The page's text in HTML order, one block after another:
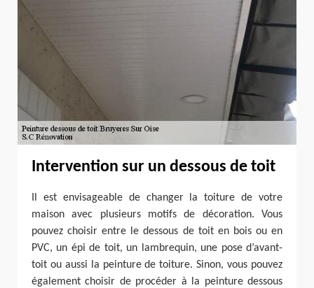
Intervention sur un dessous de toit
Il est envisageable de changer la toiture de votre
maison avec plusieurs motifs de décoration. Vous
pouvez choisir entre le dessous de toit en bois ou en
PVC, un épi de toit, un lambrequin, une pose d’avant-
toit ou aussi la peinture de toiture. Sinon, vous pouvez
également choisir de procéder à la peinture dessous